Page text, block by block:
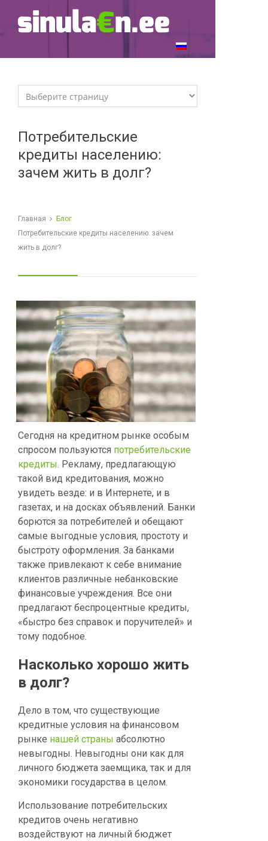
Потребительские
кредиты населению:
зачем жить в долг?
Главная
Блог
Потребительские кредиты населению: зачем
жить в долг?
Сегодня на кредитном рынке особым
спросом пользуются потребительские
кредиты. Рекламу, предлагающую
такой вид кредитования, можно
увидеть везде: и в Интернете, и в
газетах, и на досках объявлений. Банки
борются за потребителей и обещают
самые выгодные условия, простоту и
быстроту оформления. За банками
также привлекают к себе внимание
клиентов различные небанковские
финансовые учреждения. Все они
предлагают беспроцентные кредиты,
«быстро без справок и поручителей» и
тому подобное.
Насколько хорошо жить
в долг?
Дело в том, что существующие
кредитные условия на финансовом
рынке нашей страны абсолютно
невыгодны. Невыгодны они как для
личного бюджета заемщика, так и для
экономики государства в целом.
Использование потребительских
кредитов очень негативно
воздействуют на личный бюджет